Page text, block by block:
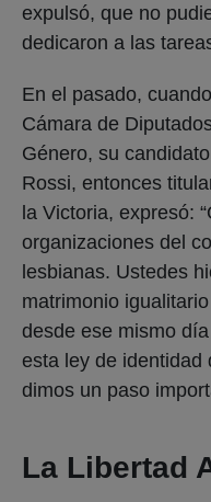
expulsó, que no
dedicaron a las
En el pasado,
Cámara de
Género, su
Rossi, entonces
la Victoria, expresó:
organizaciones del
lesbianas. Ustedes
matrimonio
desde ese mismo
esta ley de identidad
dimos un paso
La Libertad